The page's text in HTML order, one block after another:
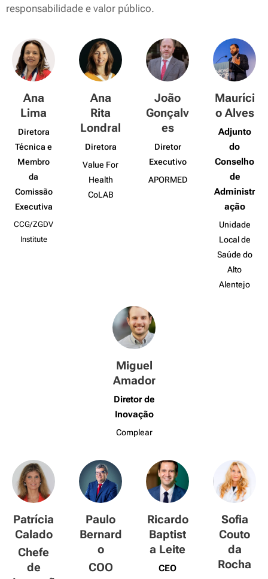
responsabilidade e valor público.
Ana
Lima
Diretora
Técnica e
Membro
da
Comissão
Executiva
CCG/ZGDV
Institute
Ana
Rita
Londral
Diretora
Value For
Health
CoLAB
João
Gonçalv
es
Diretor
Executivo
APORMED
Mauríci
o Alves
Adjunto
do
Conselho
de
Administr
ação
Unidade
Local de
Saúde do
Alto
Alentejo
Miguel
Amador
Diretor de
Inovação
Complear
Patrícia
Calado
Chefe
de
Paulo
Bernard
o
COO
Ricardo
Baptist
a Leite
CEO
Sofia
Couto
da
Rocha